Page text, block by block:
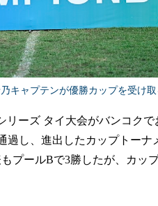
キャプテンが優勝カップを受け取
ーズ タイ大会がバンコク
過し、進出したカップトー
プールBで3勝したが、カッ